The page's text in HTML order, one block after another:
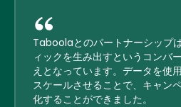
Taboolaとのパートナーシップ
ィックを生み出すというコンバ
えとなっています。データを使
スケールさせることで、キャン
化することができました。